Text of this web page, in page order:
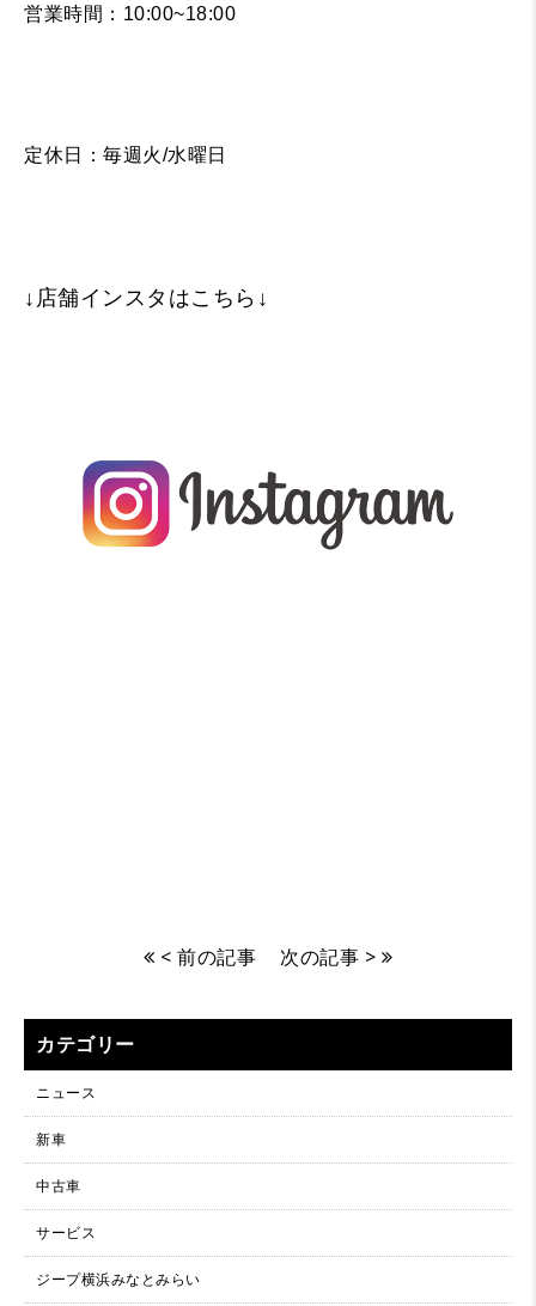
営業時間：10:00~18:00
定休日：毎週火/水曜日
↓店舗インスタはこちら↓
< 前の記事 次の記事 >
カテゴリー
ニュース
新車
中古車
サービス
ジープ横浜みなとみらい